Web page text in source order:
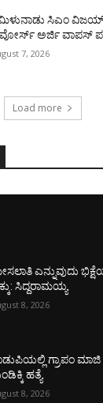
ಸಿಎಂ ವಿಜಯ್‌
ಅರ್ಜಿ ವಾಪಸ್‌
7, 2026
Load more
ಎನ್ನುವುದು
ಸಿದ್ದರಾಮಯ್ಯ
8, 2026
ಗ್ರಾಪಂ ಮಾಜಿ
ಹತ್ಯೆ
8, 2026